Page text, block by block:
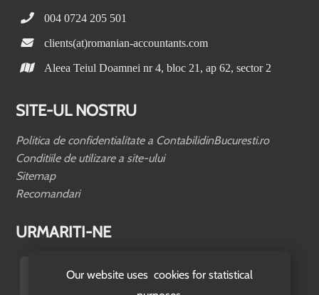
Our website uses cookies for statistical
004 0724 205 501
clients(at)romanian-accountants.com
Aleea Teiul Doamnei nr 4, bloc 21, ap 62, sector 2
SITE-UL NOSTRU
Politica de confidentialitate a ContabilidinBucuresti.ro
Conditiile de utilizare a site-ului
Sitemap
Recomandari
URMARITI-NE